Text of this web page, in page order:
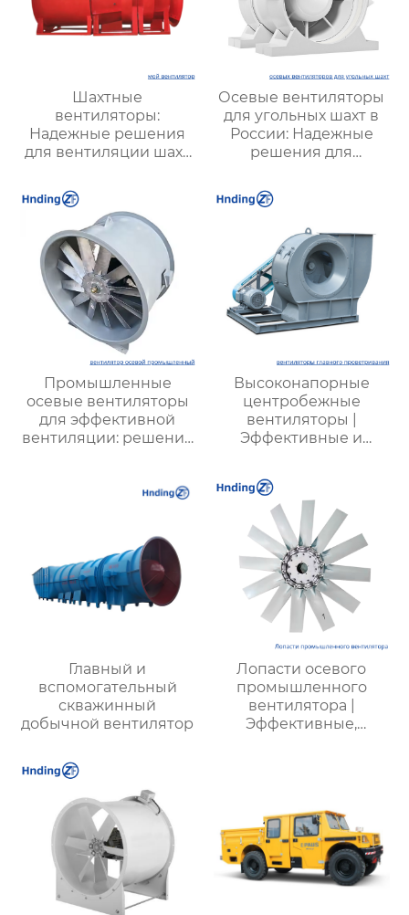
Шахтные
вентиляторы:
Надежные решения
для вентиляции шахт
| Купить с доставкой
Осевые вентиляторы
для угольных шахт в
России: Надежные
решения для
вентиляции и
безопасности
Промышленные
осевые вентиляторы
для эффективной
вентиляции: решение
Высоконапорные
центробежные
вентиляторы |
Эффективные и
решения для
металлургии,
горнодобывающей и
химической
промышленности
Главный и
вспомогательный
скважинный
добычной вентилятор
Лопасти осевого
промышленного
вентилятора |
Эффективные,
шума